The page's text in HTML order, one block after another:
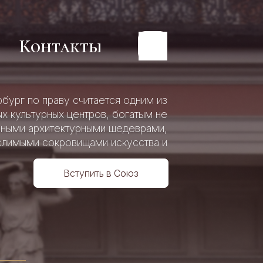
по праву считается одним из
культурных центров, богатым не
архитектурными шедеврами,
сокровищами искусства и
истории.
Контакты
Контакты
Вступить в Союз